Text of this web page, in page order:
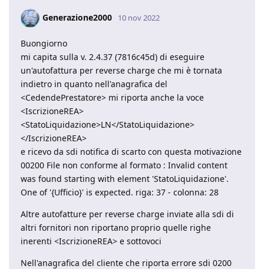
Generazione2000 10 nov 2022
Buongiorno
mi capita sulla v. 2.4.37 (7816c45d) di eseguire
un'autofattura per reverse charge che mi è tornata
indietro in quanto nell'anagrafica del
<CedendePrestatore> mi riporta anche la voce
<IscrizioneREA>
<StatoLiquidazione>LN</StatoLiquidazione>
</IscrizioneREA>
e ricevo da sdi notifica di scarto con questa motivazione
00200 File non conforme al formato : Invalid content
was found starting with element 'StatoLiquidazione'.
One of '{Ufficio}' is expected. riga: 37 - colonna: 28
Altre autofatture per reverse charge inviate alla sdi di
altri fornitori non riportano proprio quelle righe
inerenti <IscrizioneREA> e sottovoci
Nell'anagrafica del cliente che riporta errore sdi 0200